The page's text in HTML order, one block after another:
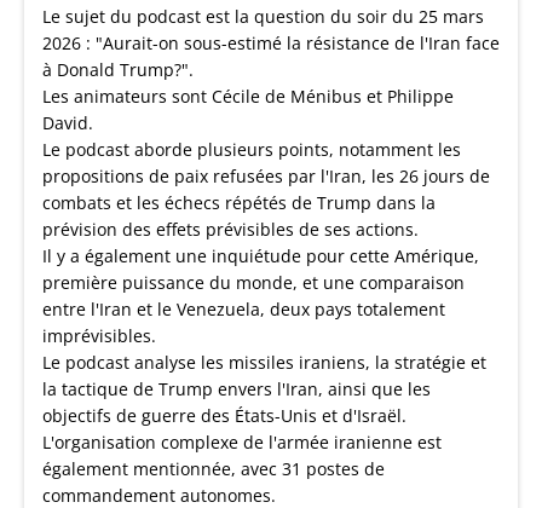
Le sujet du podcast est la question du soir du 25 mars
2026 : "Aurait-on sous-estimé la résistance de l'Iran face
à Donald Trump?".
Les animateurs sont Cécile de Ménibus et Philippe
David.
Le podcast aborde plusieurs points, notamment les
propositions de paix refusées par l'Iran, les 26 jours de
combats et les échecs répétés de Trump dans la
prévision des effets prévisibles de ses actions.
Il y a également une inquiétude pour cette Amérique,
première puissance du monde, et une comparaison
entre l'Iran et le Venezuela, deux pays totalement
imprévisibles.
Le podcast analyse les missiles iraniens, la stratégie et
la tactique de Trump envers l'Iran, ainsi que les
objectifs de guerre des États-Unis et d'Israël.
L'organisation complexe de l'armée iranienne est
également mentionnée, avec 31 postes de
commandement autonomes.